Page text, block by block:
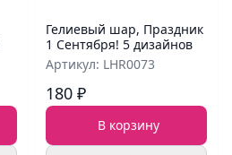
Гелиевый шар, Праздник
1 Сентября! 5 дизайнов
Артикул: LHR0073
180 ₽
В корзину